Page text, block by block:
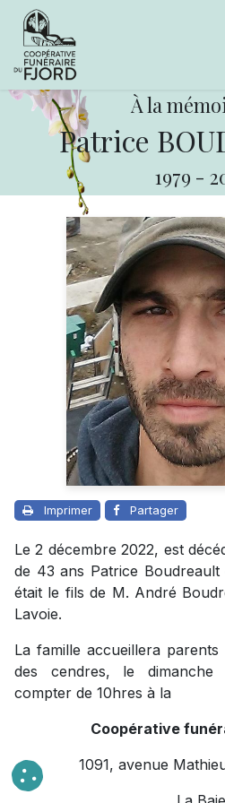
À la
Patrice
1979 -
Imprimer Partager
Le 2 décembre 2022, est
de 43 ans Patrice
était le fils de M. André
Lavoie.
La famille accueillera
des cendres, le
compter de 10hres à la
Coopérative
1091, avenue